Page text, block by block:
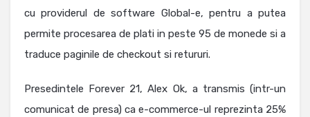
cu providerul de software Global-e, pentru a putea
permite procesarea de plati in peste 95 de monede si a
traduce paginile de checkout si retururi.
Presedintele Forever 21, Alex Ok, a transmis (intr-un
comunicat de presa) ca e-commerce-ul reprezinta 25%